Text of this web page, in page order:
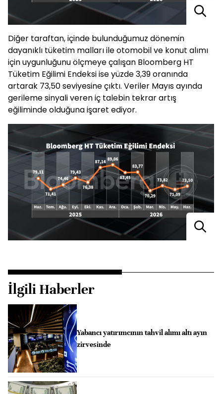
Diğer taraftan, içinde bulunduğumuz dönemin
dayanıklı tüketim malları ile otomobil ve konut alımı
için uygunluğunu ölçmeye çalışan Bloomberg HT
Tüketim Eğilimi Endeksi ise yüzde 3,39 oranında
artarak 73,50 seviyesine çıktı. Veriler Mayıs ayında
gerileme sinyali veren iç talebin tekrar artış
eğiliminde olduğuna işaret ediyor.
İlgili Haberler
Yabancı yatırımcının tahvil alımı altı ayın
zirvesinde